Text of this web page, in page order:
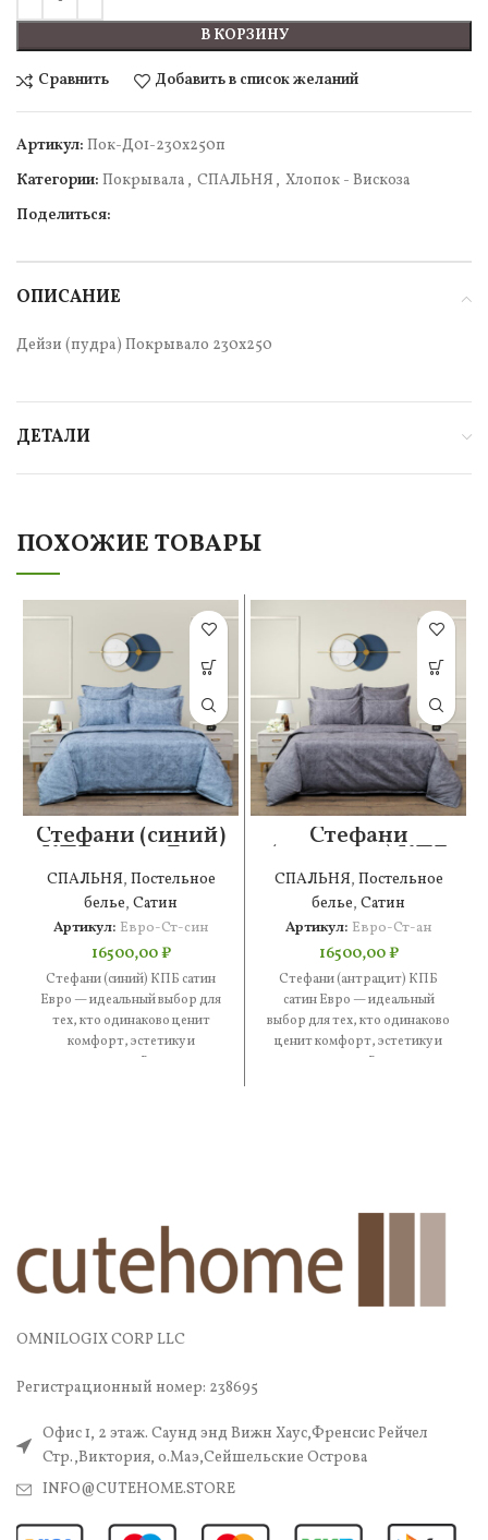
В КОРЗИНУ
Сравнить Добавить в список желаний
Артикул: Пок-Д01-230х250п
Категории: Покрывала , СПАЛЬНЯ , Хлопок - Вискоза
Поделиться:
ОПИСАНИЕ
Дейзи (пудра) Покрывало 230х250
ДЕТАЛИ
ПОХОЖИЕ ТОВАРЫ
Стефани (синий)
КПБ сатин Евро
СПАЛЬНЯ, Постельное
белье, Сатин
Артикул: Евро-Ст-син
16500,00₽
Стефани (синий) КПБ сатин
Евро — идеальный выбор для
тех, кто одинаково ценит
комфорт, эстетику и
практичность. В составе —
Стефани
(антрацит) КПБ
сатин Евро
СПАЛЬНЯ, Постельное
белье, Сатин
Артикул: Евро-Ст-ан
16500,00₽
Стефани (антрацит) КПБ
сатин Евро — идеальный
выбор для тех, кто одинаково
ценит комфорт, эстетику и
практичность. В составе —
OMNILOGIX CORP LLC
Регистрационный номер: 238695
Офис 1, 2 этаж. Саунд энд Вижн Хаус,Френсис Рейчел
Стр.,Виктория, о.Маэ,Сейшельские Острова
INFO@CUTEHOME.STORE